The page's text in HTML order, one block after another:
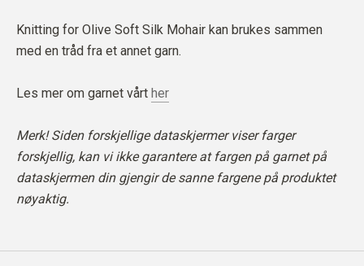
Knitting for Olive Soft Silk Mohair kan brukes sammen
med en tråd fra et annet garn.
Les mer om garnet vårt her
Merk! Siden forskjellige dataskjermer viser farger
forskjellig, kan vi ikke garantere at fargen på garnet på
dataskjermen din gjengir de sanne fargene på produktet
nøyaktig.